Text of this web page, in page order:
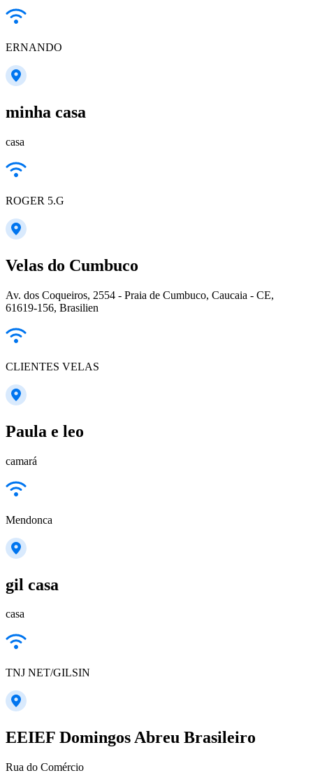
ERNANDO
minha casa
casa
ROGER 5.G
Velas do Cumbuco
Av. dos Coqueiros, 2554 - Praia de Cumbuco, Caucaia - CE,
61619-156, Brasilien
CLIENTES VELAS
Paula e leo
camará
Mendonca
gil casa
casa
TNJ NET/GILSIN
EEIEF Domingos Abreu Brasileiro
Rua do Comércio